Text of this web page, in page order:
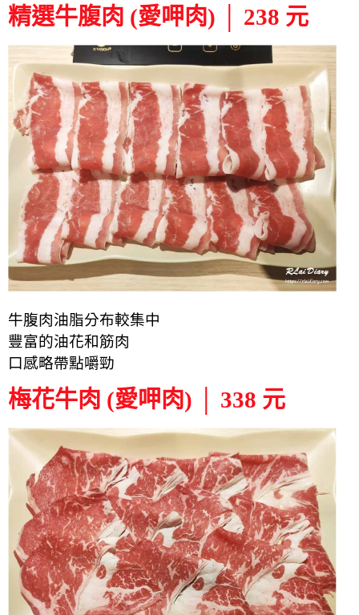
精選牛腹肉 (愛呷肉) │ 238 元
牛腹肉油脂分布較集中
豐富的油花和筋肉
口感略帶點嚼勁
梅花牛肉 (愛呷肉) │ 338 元